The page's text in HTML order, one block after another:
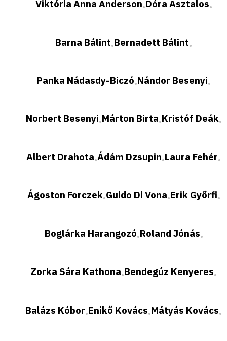
Viktória Anna Anderson•Dóra Asztalos•
Barna Bálint•Bernadett Bálint•
Panka Nádasdy-Biczó•Nándor Besenyi•
Norbert Besenyi•Márton Birta•Kristóf Deák•
Albert Drahota•Ádám Dzsupin•Laura Fehér•
Ágoston Forczek•Guido Di Vona•Erik Győrfi•
Boglárka Harangozó•Roland Jónás•
Zorka Sára Kathona•Bendegúz Kenyeres•
Balázs Kóbor•Enikő Kovács•Mátyás Kovács•